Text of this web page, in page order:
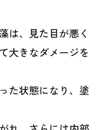
は、見た目が悪く
大きなダメージを
た状態になり、塗